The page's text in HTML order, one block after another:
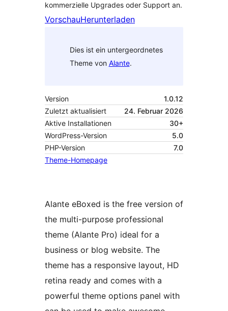
kommerzielle Upgrades oder Support an.
VorschauHerunterladen
Dies ist ein untergeordnetes
Theme von Alante.
Version
1.0.12
Zuletzt aktualisiert
24. Februar 2026
Aktive Installationen
30+
WordPress-Version
5.0
PHP-Version
7.0
Theme-Homepage
Alante eBoxed is the free version of
the multi-purpose professional
theme (Alante Pro) ideal for a
business or blog website. The
theme has a responsive layout, HD
retina ready and comes with a
powerful theme options panel with